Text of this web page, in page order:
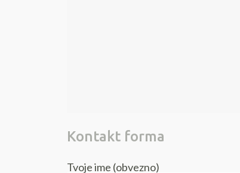
Kontakt forma
Tvoje ime (obvezno)